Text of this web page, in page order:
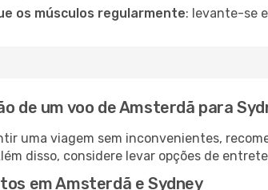
os músculos regularmente: levante-se
de um voo de Amsterdã para
uma viagem sem inconvenientes,
disso, considere levar opções de
em Amsterdã e Sydney